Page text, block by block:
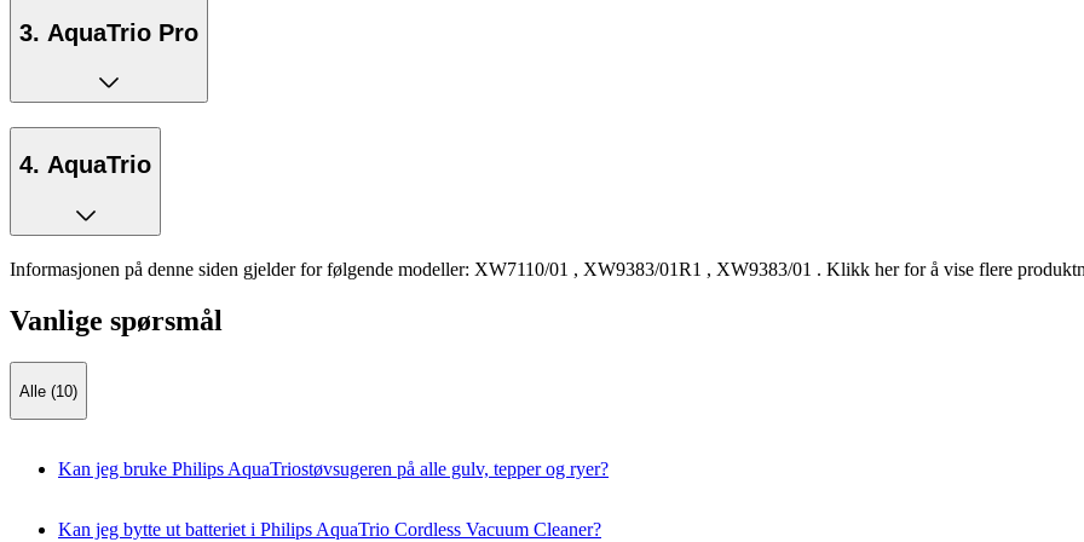
3. AquaTrio Pro
4. AquaTrio
Informasjonen på denne siden gjelder for følgende modeller: XW7110/01 , XW9383/01R1 , XW9383/01 . Klikk her for å vise flere
Vanlige spørsmål
Alle (10)
Kan jeg bruke Philips AquaTriostøvsugeren på alle gulv, tepper og ryer?
Kan jeg bytte ut batteriet i Philips AquaTrio Cordless Vacuum Cleaner?